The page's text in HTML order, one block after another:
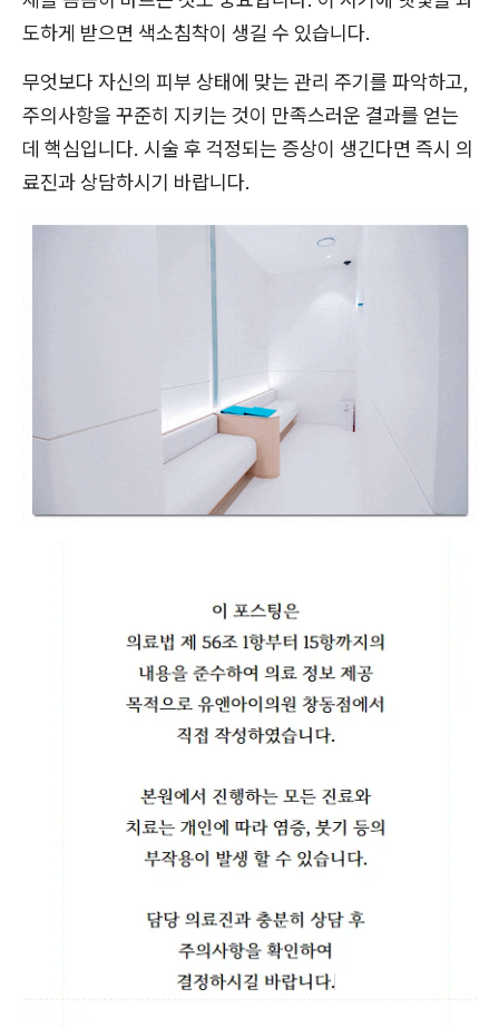
도하게 받으면 색소침착이 생길 수 있습니다.
무엇보다 자신의 피부 상태에 맞는 관리 주기를 파악하고,
주의사항을 꾸준히 지키는 것이 만족스러운 결과를 얻는
데 핵심입니다. 시술 후 걱정되는 증상이 생긴다면 즉시 의
료진과 상담하시기 바랍니다.